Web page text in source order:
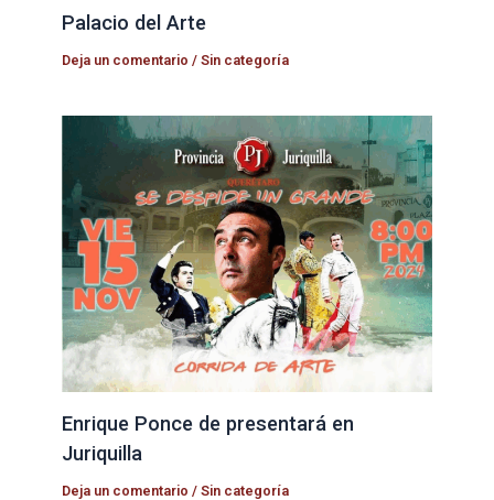
Palacio del Arte
Deja un comentario /Sin categoría
Enrique Ponce de presentará en
Juriquilla
Deja un comentario /Sin categoría